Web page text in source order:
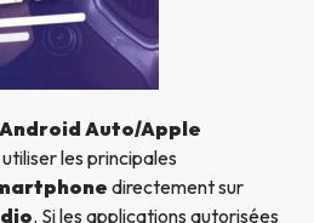
Android Auto/Apple
les principales
directement sur
. Si les applications autorisées